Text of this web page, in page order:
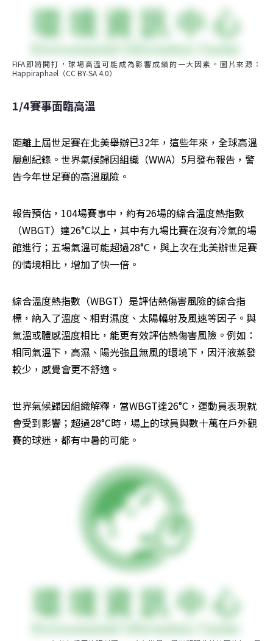
FIFA即將開打，球場高溫可能成為影響成績的一大因素。圖片來源：
Happiraphael（CC BY-SA 4.0）
1/4賽事面臨高溫
距離上屆世足賽在北美舉辦已32年，這些年來，全球高溫
屢創紀錄。世界氣候歸因組織（WWA）5月發布報告，警
告今年世足賽的高溫風險。
報告預估，104場賽事中，約有26場的綜合溫度熱指數
（WBGT）達26°C以上，其中有九場比賽在沒有冷氣的場
館進行；五場氣溫可能超過28°C，與上次在北美辦世足賽
的情境相比，增加了快一倍。
綜合溫度熱指數（WBGT）是評估熱傷害風險的綜合指
標，納入了溫度、相對濕度、太陽輻射及風速等因子。與
氣溫或體感溫度相比，能更有效評估熱傷害風險。例如：
相同氣溫下，高濕、陽光強且無風的環境下，因汗液蒸發
較少，感覺會更不舒適。
世界氣候歸因組織解釋，當WBGT達26°C，運動員表現就
會受到影響；超過28°C時，場上的球員與數十萬在戶外觀
賽的球迷，都有中暑的可能。